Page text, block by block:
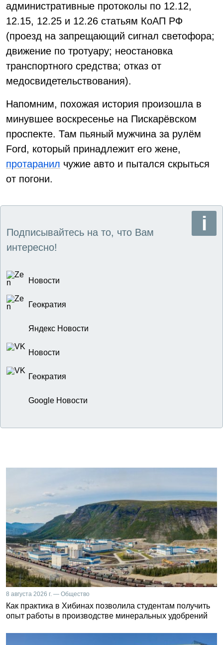
административные протоколы по 12.12,
12.15, 12.25 и 12.26 статьям КоАП РФ
(проезд на запрещающий сигнал светофора;
движение по тротуару; неостановка
транспортного средства; отказ от
медосвидетельствования).
Напомним, похожая история произошла в
минувшее воскресенье на Пискарёвском
проспекте. Там пьяный мужчина за рулём
Ford, который принадлежит его жене,
протаранил чужие авто и пытался скрыться
от погони.
Подписывайтесь на то, что Вам
интересно!
Новости
Геократия
Яндекс Новости
Новости
Геократия
Google Новости
8 августа 2026 г. — Общество
Как практика в Хибинах позволила студентам получить
опыт работы в производстве минеральных удобрений